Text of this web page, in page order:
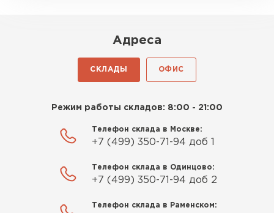
Адреса
СКЛАДЫ ОФИС
Режим работы складов: 8:00 - 21:00
Телефон склада в Москве:
+7 (499) 350-71-94 доб 1
Телефон склада в Одинцово:
+7 (499) 350-71-94 доб 2
Телефон склада в Раменском: